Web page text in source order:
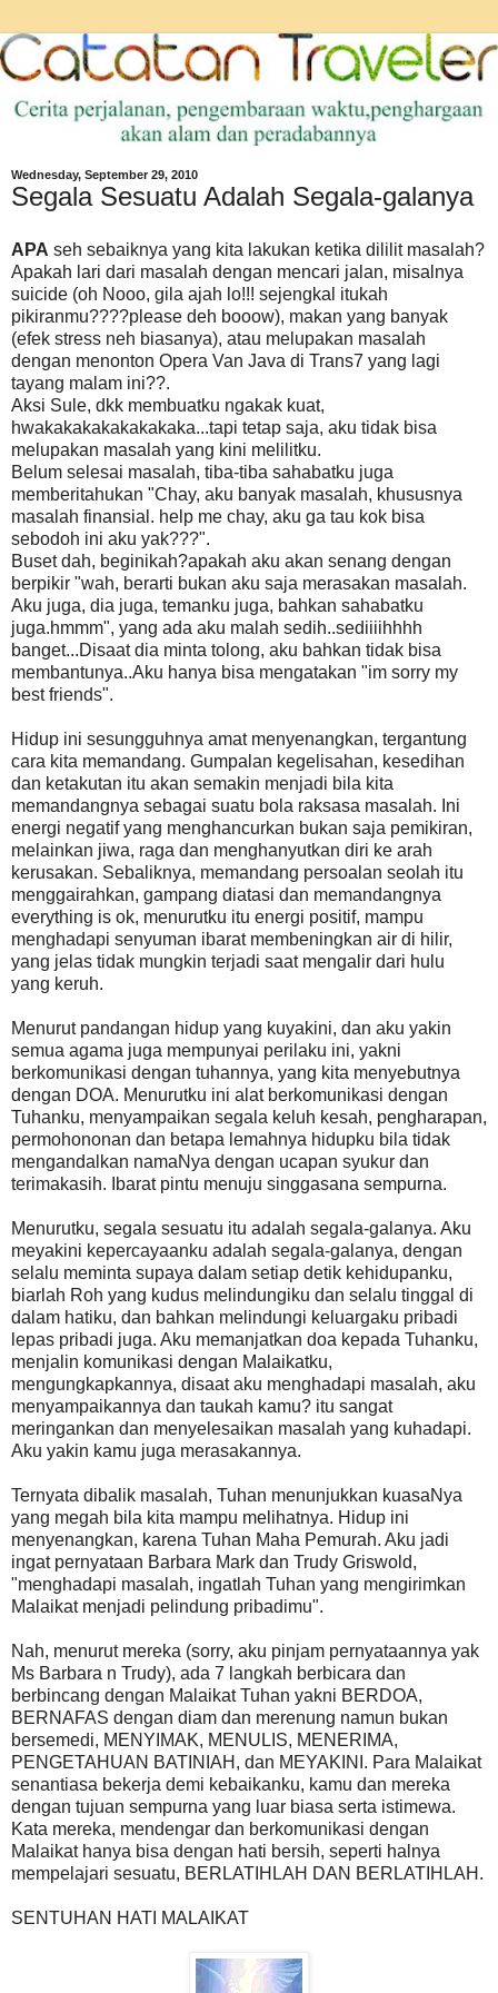
Wednesday, September 29, 2010
Segala Sesuatu Adalah Segala-galanya
APA seh sebaiknya yang kita lakukan ketika dililit masalah?
Apakah lari dari masalah dengan mencari jalan, misalnya
suicide (oh Nooo, gila ajah lo!!! sejengkal itukah
pikiranmu????please deh booow), makan yang banyak
(efek stress neh biasanya), atau melupakan masalah
dengan menonton Opera Van Java di Trans7 yang lagi
tayang malam ini??.
Aksi Sule, dkk membuatku ngakak kuat,
hwakakakakakakakaka...tapi tetap saja, aku tidak bisa
melupakan masalah yang kini melilitku.
Belum selesai masalah, tiba-tiba sahabatku juga
memberitahukan "Chay, aku banyak masalah, khususnya
masalah finansial. help me chay, aku ga tau kok bisa
sebodoh ini aku yak???".
Buset dah, beginikah?apakah aku akan senang dengan
berpikir "wah, berarti bukan aku saja merasakan masalah.
Aku juga, dia juga, temanku juga, bahkan sahabatku
juga.hmmm", yang ada aku malah sedih..sediiiihhhh
banget...Disaat dia minta tolong, aku bahkan tidak bisa
membantunya..Aku hanya bisa mengatakan "im sorry my
best friends".
Hidup ini sesungguhnya amat menyenangkan, tergantung
cara kita memandang. Gumpalan kegelisahan, kesedihan
dan ketakutan itu akan semakin menjadi bila kita
memandangnya sebagai suatu bola raksasa masalah. Ini
energi negatif yang menghancurkan bukan saja pemikiran,
melainkan jiwa, raga dan menghanyutkan diri ke arah
kerusakan. Sebaliknya, memandang persoalan seolah itu
menggairahkan, gampang diatasi dan memandangnya
everything is ok, menurutku itu energi positif, mampu
menghadapi senyuman ibarat membeningkan air di hilir,
yang jelas tidak mungkin terjadi saat mengalir dari hulu
yang keruh.
Menurut pandangan hidup yang kuyakini, dan aku yakin
semua agama juga mempunyai perilaku ini, yakni
berkomunikasi dengan tuhannya, yang kita menyebutnya
dengan DOA. Menurutku ini alat berkomunikasi dengan
Tuhanku, menyampaikan segala keluh kesah, pengharapan,
permohononan dan betapa lemahnya hidupku bila tidak
mengandalkan namaNya dengan ucapan syukur dan
terimakasih. Ibarat pintu menuju singgasana sempurna.
Menurutku, segala sesuatu itu adalah segala-galanya. Aku
meyakini kepercayaanku adalah segala-galanya, dengan
selalu meminta supaya dalam setiap detik kehidupanku,
biarlah Roh yang kudus melindungiku dan selalu tinggal di
dalam hatiku, dan bahkan melindungi keluargaku pribadi
lepas pribadi juga. Aku memanjatkan doa kepada Tuhanku,
menjalin komunikasi dengan Malaikatku,
mengungkapkannya, disaat aku menghadapi masalah, aku
menyampaikannya dan taukah kamu? itu sangat
meringankan dan menyelesaikan masalah yang kuhadapi.
Aku yakin kamu juga merasakannya.
Ternyata dibalik masalah, Tuhan menunjukkan kuasaNya
yang megah bila kita mampu melihatnya. Hidup ini
menyenangkan, karena Tuhan Maha Pemurah. Aku jadi
ingat pernyataan Barbara Mark dan Trudy Griswold,
"menghadapi masalah, ingatlah Tuhan yang mengirimkan
Malaikat menjadi pelindung pribadimu".
Nah, menurut mereka (sorry, aku pinjam pernyataannya yak
Ms Barbara n Trudy), ada 7 langkah berbicara dan
berbincang dengan Malaikat Tuhan yakni BERDOA,
BERNAFAS dengan diam dan merenung namun bukan
bersemedi, MENYIMAK, MENULIS, MENERIMA,
PENGETAHUAN BATINIAH, dan MEYAKINI. Para Malaikat
senantiasa bekerja demi kebaikanku, kamu dan mereka
dengan tujuan sempurna yang luar biasa serta istimewa.
Kata mereka, mendengar dan berkomunikasi dengan
Malaikat hanya bisa dengan hati bersih, seperti halnya
mempelajari sesuatu, BERLATIHLAH DAN BERLATIHLAH.
SENTUHAN HATI MALAIKAT